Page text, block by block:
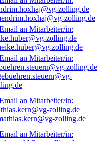
zolling.de
zolling.de
zolling.de